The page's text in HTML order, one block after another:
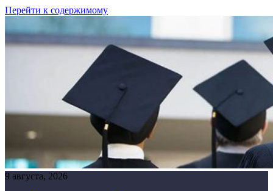
Перейти к содержимому
9 августа, 2026